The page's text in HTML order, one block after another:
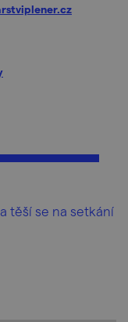
těší se na setkání